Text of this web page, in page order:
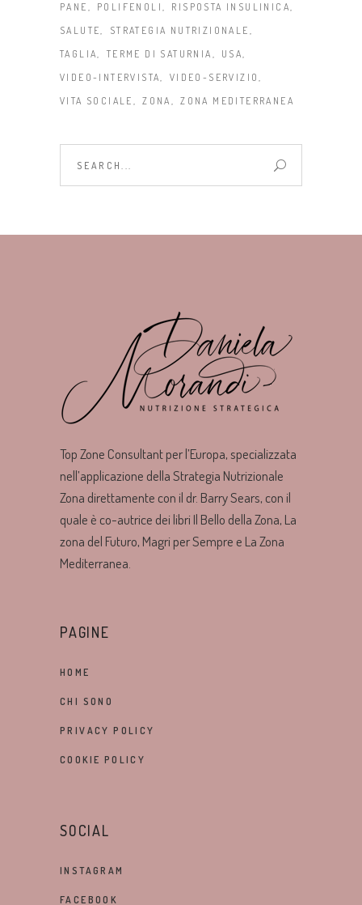
PANE
POLIFENOLI
RISPOSTA INSULINICA
SALUTE
STRATEGIA NUTRIZIONALE
TAGLIA
TERME DI SATURNIA
USA
VIDEO-INTERVISTA
VIDEO-SERVIZIO
VITA SOCIALE
ZONA ZONA MEDITERRANEA
Top Zone Consultant per l’Europa, specializzata
nell’applicazione della Strategia Nutrizionale
Zona direttamente con il dr. Barry Sears, con il
quale è co-autrice dei libri Il Bello della Zona, La
zona del Futuro, Magri per Sempre e La Zona
Mediterranea.
PAGINE
HOME
CHI SONO
PRIVACY POLICY
COOKIE POLICY
SOCIAL
INSTAGRAM
FACEBOOK